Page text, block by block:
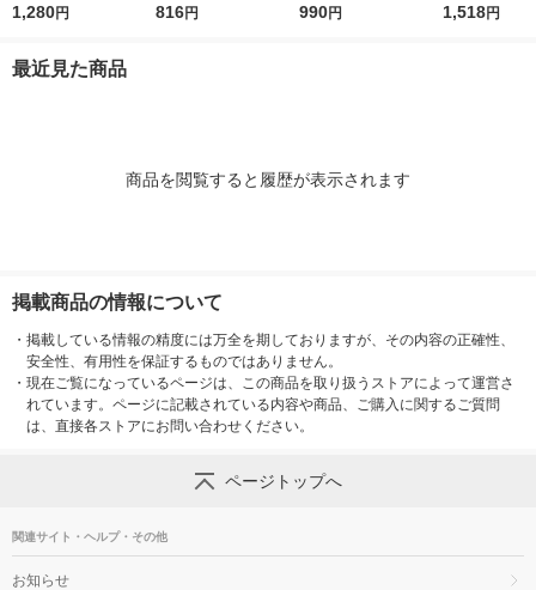
代型 屋内蚊取り 電源
KINCHO キンチョー 1
1,280円
ニ除け エステー
816円
衣装ケース用 フリー
990円
ート 1個（2
1,518円
最近見た商品
商品を閲覧すると履歴が表示されます
掲載商品の情報について
・ 掲載している情報の精度には万全を期しておりますが、その内容の正確性、
安全性、有用性を保証するものではありません。
・ 現在ご覧になっているページは、この商品を取り扱うストアによって運営さ
れています。ページに記載されている内容や商品、ご購入に関するご質問
は、直接各ストアにお問い合わせください。
ページトップへ
関連サイト・ヘルプ・その他
お知らせ